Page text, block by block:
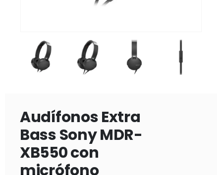
Audífonos Extra
Bass Sony MDR-
XB550 con
micrófono